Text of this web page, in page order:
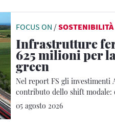
FOCUS ON /SOSTENIBILITÀ
Infrastrutture
625 milioni per
green
Nel report FS gli investimenti
contributo dello shift modale:
tonnellate di CO₂e evitate
05 agosto 2026